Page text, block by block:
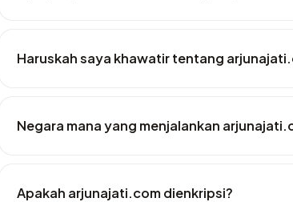
Haruskah saya khawatir tentang
Negara mana yang menjalankan
Apakah arjunajati.com dienkripsi?